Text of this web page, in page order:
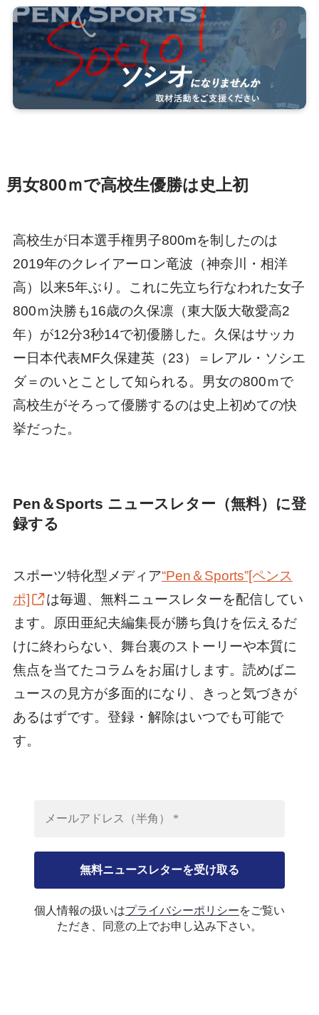
男女800ｍで高校生優勝は史上初
高校生が日本選手権男子800mを制したのは
2019年のクレイアーロン竜波（神奈川・相洋
高）以来5年ぶり。これに先立ち行なわれた女子
800ｍ決勝も16歳の久保凛（東大阪大敬愛高2
年）が12分3秒14で初優勝した。久保はサッカ
ー日本代表MF久保建英（23）＝レアル・ソシエ
ダ＝のいとことして知られる。男女の800ｍで
高校生がそろって優勝するのは史上初めての快
挙だった。
Pen＆Sports ニュースレター（無料）に登
録する
スポーツ特化型メディア“Pen＆Sports”[ペンス
ポ]
は毎週、無料ニュースレターを配信してい
ます。原田亜紀夫編集長が勝ち負けを伝えるだ
けに終わらない、舞台裏のストーリーや本質に
焦点を当てたコラムをお届けします。読めばニ
ュースの見方が多面的になり、きっと気づきが
あるはずです。登録・解除はいつでも可能で
す。
個人情報の扱いはプライバシーポリシーをご覧い
ただき、同意の上でお申し込み下さい。